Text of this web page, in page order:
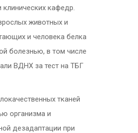
кафедр.
животных и
и человека белка
болезнью, в том числе
ВДНХ за тест на ТБГ
тканей
организма и
дезадаптации при